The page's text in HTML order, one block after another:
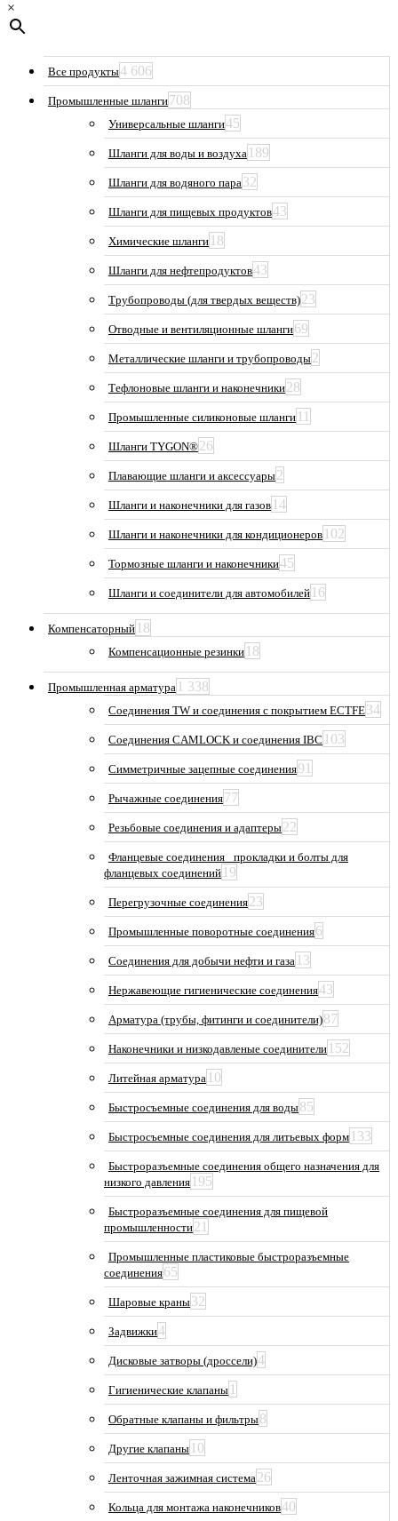
×
Все продукты4 606
Промышленные шланги708
Универсальные шланги45
Шланги для воды и воздуха 189
Шланги для водяного пара32
Шланги для пищевых продуктов43
Химические шланги 18
Шланги для нефтепродуктов43
Трубопроводы (для твердых веществ)23
Отводные и вентиляционные шланги69
Металлические шланги и трубопроводы2
Тефлоновые шланги и наконечники28
Промышленные силиконовые шланги 11
Шланги TYGON®26
Плавающие шланги и аксессуары2
Шланги и наконечники для газов 14
Шланги и наконечники для кондиционеров 102
Тормозные шланги и наконечники45
Шланги и соединители для автомобилей 16
Компенсаторный 18
Компенсационные резинки 18
Промышленная арматура 1 338
Соединения TW и соединения с покрытием ECTFE34
Соединения CAMLOCK и соединения IBC 103
Симметричные зацепные соединения91
Рычажные соединения77
Резьбовые соединения и адаптеры22
Фланцевые соединения_ прокладки и болты для
фланцевых соединений 19
Перегрузочные соединения23
Промышленные поворотные соединения6
Соединения для добычи нефти и газа 13
Нержавеющие гигиенические соединения43
Арматура (трубы, фитинги и соединители)87
Наконечники и низкодавленые соединители 152
Литейная арматура 10
Быстросъемные соединения для воды85
Быстросъемные соединения для литьевых форм 133
Быстроразъемные соединения общего назначения для
низкого давления 195
Быстроразъемные соединения для пищевой
промышленности21
Промышленные пластиковые быстроразъемные
соединения65
Шаровые краны32
Задвижки4
Дисковые затворы (дроссели)4
Гигиенические клапаны 1
Обратные клапаны и фильтры8
Другие клапаны 10
Ленточная зажимная система26
Кольца для монтажа наконечников40